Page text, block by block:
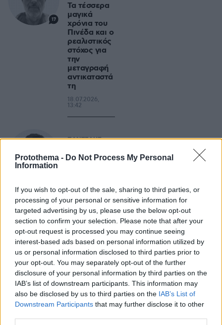
Protothema - Do Not Process My Personal
Information
If you wish to opt-out of the sale, sharing to third parties, or
processing of your personal or sensitive information for
targeted advertising by us, please use the below opt-out
section to confirm your selection. Please note that after your
opt-out request is processed you may continue seeing
interest-based ads based on personal information utilized by
us or personal information disclosed to third parties prior to
your opt-out. You may separately opt-out of the further
disclosure of your personal information by third parties on the
IAB’s list of downstream participants. This information may
also be disclosed by us to third parties on the IAB’s List of
Downstream Participants that may further disclose it to other
17
Τα τέσσερα
μαγικά
χρόνια του
Πινέδα και ο
ρεαλιστικός
στόχος για
την
μεταγραφή
αντικαταστά
τη
18.07.2026,
13:42
ΠΑΝΤΕΛΗΣ
Ζότα Σίλβα,
ερωτηματικά
18.07.2026, 11:20
8
ΦΩΤΗΣ
ΠΛΙΑΚΟΣ
Αρης: Η
κλήρωσ
η πιέζει
για
άμεση
μεταγρ
αφική
ενίσχυσ